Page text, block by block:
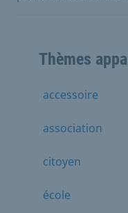
Thèmes
accessoire
association
citoyen
école